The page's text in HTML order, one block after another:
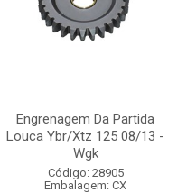
Engrenagem Da Partida
Louca Ybr/Xtz 125 08/13 -
Wgk
Código: 28905
Embalagem: CX